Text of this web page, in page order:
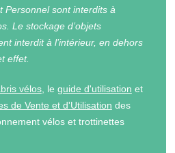
Personnel sont interdits à
Le stockage d’objets
interdit à l’intérieur, en dehors
effet.
vélos, le guide d'utilisation et
de Vente et d'Utilisation des
vélos et trottinettes